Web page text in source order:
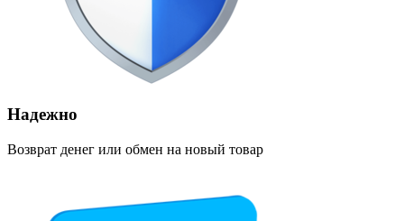
Надежно
Возврат денег или обмен на новый товар